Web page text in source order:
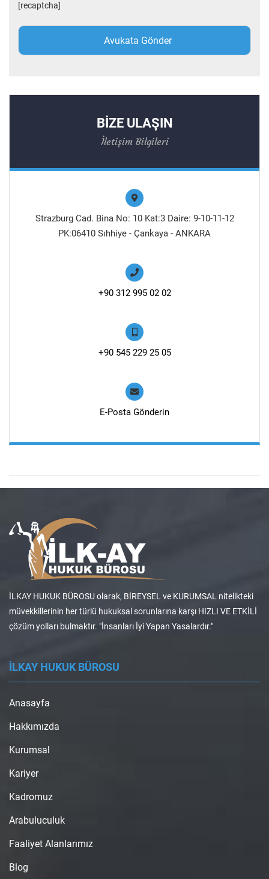
[recaptcha]
BİZE ULAŞIN
İletişim Bilgileri
Strazburg Cad. Bina No: 10 Kat:3 Daire: 9-10-11-12
PK:06410 Sıhhiye - Çankaya - ANKARA
+90 312 995 02 02
+90 545 229 25 05
E-Posta Gönderin
İLKAY HUKUK BÜROSU olarak, BİREYSEL ve KURUMSAL nitelikteki
müvekkillerinin her türlü hukuksal sorunlarına karşı HIZLI VE ETKİLİ
çözüm yolları bulmaktır. "İnsanları İyi Yapan Yasalardır."
İLKAY HUKUK BÜROSU
Anasayfa
Hakkımızda
Kurumsal
Kariyer
Kadromuz
Arabuluculuk
Faaliyet Alanlarımız
Blog